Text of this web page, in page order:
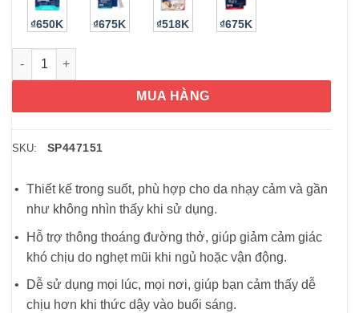
₫650K ₫675K ₫518K ₫675K
Miếng dán thông mũi, chống ngáy Breathe Right Clear
MUA HÀNG
SKU: SP447151
Thiết kế trong suốt, phù hợp cho da nhạy cảm và gần
như không nhìn thấy khi sử dụng.
Hỗ trợ thông thoáng đường thở, giúp giảm cảm giác
khó chịu do nghẹt mũi khi ngủ hoặc vận động.
Dễ sử dụng mọi lúc, mọi nơi, giúp bạn cảm thấy dễ
chịu hơn khi thức dậy vào buổi sáng.